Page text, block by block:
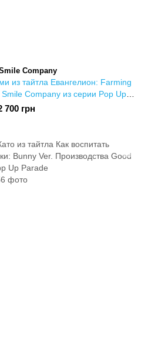
Company
из тайтла Евангелион: Farming
Company из серии Pop Up
Parade
700 грн